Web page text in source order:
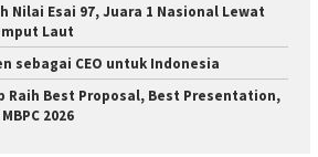
Nilai Esai 97, Juara 1 Nasional Lewat
Laut
sebagai CEO untuk Indonesia
Raih Best Proposal, Best Presentation,
2026